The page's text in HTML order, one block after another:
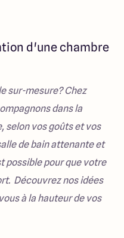
d'une chambre
sur-mesure? Chez
dans la
selon vos goûts et vos
de bain attenante et
possible pour que votre
Découvrez nos idées
à la hauteur de vos